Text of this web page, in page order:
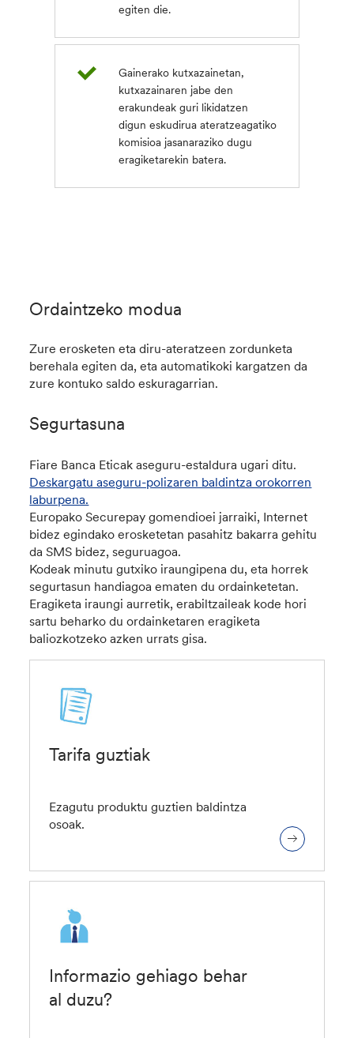
egiten die.
Gainerako kutxazainetan,
kutxazainaren jabe den
erakundeak guri likidatzen
digun eskudirua ateratzeagatiko
komisioa jasanaraziko dugu
eragiketarekin batera.
Ordaintzeko modua
Zure erosketen eta diru-ateratzeen zordunketa
berehala egiten da, eta automatikoki kargatzen da
zure kontuko saldo eskuragarrian.
Segurtasuna
Fiare Banca Eticak aseguru-estaldura ugari ditu.
Deskargatu aseguru-polizaren baldintza orokorren
laburpena.
Europako Securepay gomendioei jarraiki, Internet
bidez egindako erosketetan pasahitz bakarra gehitu
da SMS bidez, seguruagoa.
Kodeak minutu gutxiko iraungipena du, eta horrek
segurtasun handiagoa ematen du ordainketetan.
Eragiketa iraungi aurretik, erabiltzaileak kode hori
sartu beharko du ordainketaren eragiketa
baliozkotzeko azken urrats gisa.
Tarifa guztiak
Ezagutu produktu guztien baldintza
osoak.
Informazio gehiago behar
al duzu?